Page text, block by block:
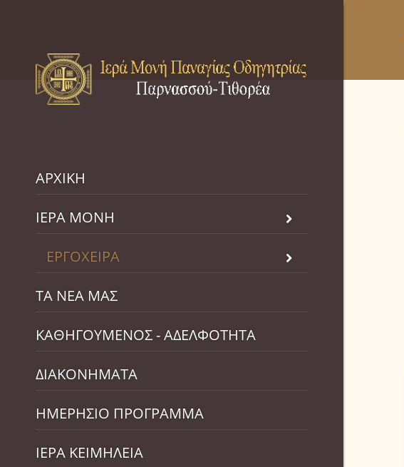
ΑΡΧΙΚΗ
ΙΕΡΑ ΜΟΝΗ
ΕΡΓΟΧΕΙΡΑ
ΤΑ ΝΕΑ ΜΑΣ
ΚΑΘΗΓΟΥΜΕΝΟΣ - ΑΔΕΛΦΟΤΗΤΑ
ΔΙΑΚΟΝΗΜΑΤΑ
ΗΜΕΡΗΣΙΟ ΠΡΟΓΡΑΜΜΑ
ΙΕΡΑ ΚΕΙΜΗΛΕΙΑ